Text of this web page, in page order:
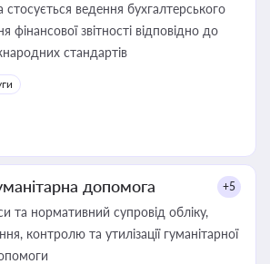
стосується ведення бухгалтерського
фінансової звітності відповідно до
стандартів
допомога +5
та нормативний супровід обліку,
контролю та утилізації гуманітарної